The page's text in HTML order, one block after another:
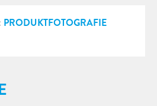
PRODUKTFOTOGRAFIE